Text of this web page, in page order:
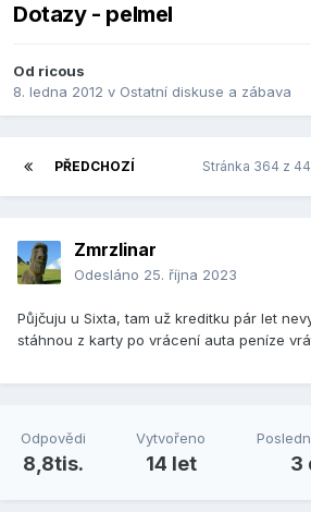
Dotazy - pelmel
Od ricous
8. ledna 2012 v Ostatní diskuse a zábava
PŘEDCHOZÍ Stránka 364 z
Zmrzlinar
Odesláno 25. října 2023
Půjčuju u Sixta, tam už kreditku pár let
stáhnou z karty po vrácení auta peníze
Odpovědi
8,8tis.
Vytvořeno
14 let 3